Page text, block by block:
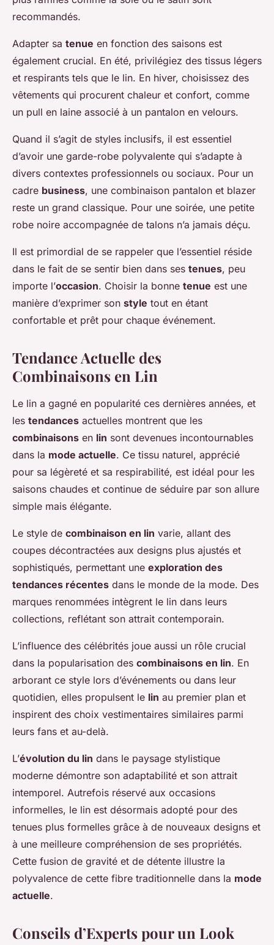
recommandés.
Adapter sa tenue en fonction des saisons est
également crucial. En été, privilégiez des tissus légers
et respirants tels que le lin. En hiver, choisissez des
vêtements qui procurent chaleur et confort, comme
un pull en laine associé à un pantalon en velours.
Quand il s’agit de styles inclusifs, il est essentiel
d’avoir une garde-robe polyvalente qui s’adapte à
divers contextes professionnels ou sociaux. Pour un
cadre business, une combinaison pantalon et blazer
reste un grand classique. Pour une soirée, une petite
robe noire accompagnée de talons n’a jamais déçu.
Il est primordial de se rappeler que l’essentiel réside
dans le fait de se sentir bien dans ses tenues, peu
importe l’occasion. Choisir la bonne tenue est une
manière d’exprimer son style tout en étant
confortable et prêt pour chaque événement.
Tendance Actuelle des
Combinaisons en Lin
Le lin a gagné en popularité ces dernières années, et
les tendances actuelles montrent que les
combinaisons en lin sont devenues incontournables
dans la mode actuelle. Ce tissu naturel, apprécié
pour sa légèreté et sa respirabilité, est idéal pour les
saisons chaudes et continue de séduire par son allure
simple mais élégante.
Le style de combinaison en lin varie, allant des
coupes décontractées aux designs plus ajustés et
sophistiqués, permettant une exploration des
tendances récentes dans le monde de la mode. Des
marques renommées intègrent le lin dans leurs
collections, reflétant son attrait contemporain.
L’influence des célébrités joue aussi un rôle crucial
dans la popularisation des combinaisons en lin. En
arborant ce style lors d’événements ou dans leur
quotidien, elles propulsent le lin au premier plan et
inspirent des choix vestimentaires similaires parmi
leurs fans et au-delà.
L’évolution du lin dans le paysage stylistique
moderne démontre son adaptabilité et son attrait
intemporel. Autrefois réservé aux occasions
informelles, le lin est désormais adopté pour des
tenues plus formelles grâce à de nouveaux designs et
à une meilleure compréhension de ses propriétés.
Cette fusion de gravité et de détente illustre la
polyvalence de cette fibre traditionnelle dans la mode
actuelle.
Conseils d’Experts pour un Look